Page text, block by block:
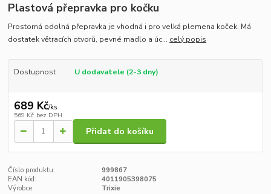
Plastová přepravka pro kočku
Prostorná odolná přepravka je vhodná i pro velká plemena koček. Má
dostatek větracích otvorů, pevné madlo a úc... celý popis
Dostupnost U dodavatele (2-3 dny)
689 Kč/ks
569 Kč bez DPH
Přidat do košíku
Číslo produktu:
999867
EAN kód:
4011905398075
Výrobce:
Trixie